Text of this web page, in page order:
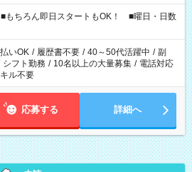
！ お気軽にご相談ください！
ちろん即日スタートもOK！ ■曜日・日数
いOK / 履歴書不要 / 40～50代活躍中 / 副
シフト勤務 / 10名以上の大量募集 / 電話対応
ル不要
応募する 詳細へ